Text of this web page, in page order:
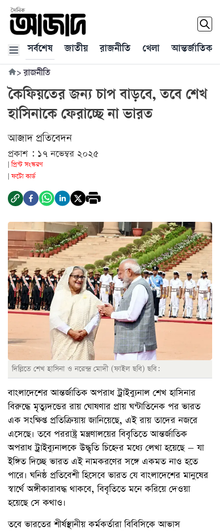
সর্বশেষ জাতীয় রাজনীতি খেলা আন্তর্জাতিক
>রাজনীতি
কৈফিয়তের জন্য চাপ বাড়বে, তবে শেখ
হাসিনাকে ফেরাচ্ছে না ভারত
আজাদ প্রতিবেদন
প্রকাশ : ১৭ নভেম্বর ২০২৫
প্রিন্ট সংস্করণ
ফটো কার্ড
দিল্লিতে শেখ হাসিনা ও নরেন্দ্র মোদী (ফাইল ছবি) ছবি:
বাংলাদেশের আন্তর্জাতিক অপরাধ ট্রাইব্যুনাল শেখ হাসিনার
বিরুদ্ধে মৃত্যুদন্ডের রায় ঘোষণার প্রায় ঘন্টাতিনেক পর ভারত
এক সংক্ষিপ্ত প্রতিক্রিয়ায় জানিয়েছে, এই রায় তাদের নজরে
এসেছে। তবে পররাষ্ট্র মন্ত্রণালয়ের বিবৃতিতে আন্তর্জাতিক
অপরাধ ট্রাইব্যুনালকে উদ্ধৃতি চিহ্নের মধ্যে লেখা হয়েছে – যা
ইঙ্গিত দিচ্ছে ভারত এই নামকরণের সঙ্গে একমত নাও হতে
পারে। ঘনিষ্ঠ প্রতিবেশী হিসেবে ভারত যে বাংলাদেশের মানুষের
স্বার্থে অঙ্গীকারাবদ্ধ থাকবে, বিবৃতিতে মনে করিয়ে দেওয়া
হয়েছে সে কথাও।
তবে ভারতের শীর্ষস্থানীয় কর্মকর্তারা বিবিসিকে আভাস